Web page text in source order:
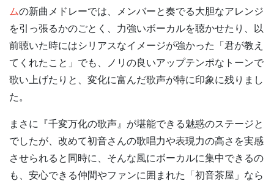
ムの新曲メドレーでは、メンバーと奏でる大胆なアレンジ
を引っ張るかのごとく、力強いボーカルを聴かせたり、以
前聴いた時にはシリアスなイメージが強かった「君が教え
てくれたこと」でも、ノリの良いアップテンポなトーンで
歌い上げたりと、変化に富んだ歌声が特に印象に残りまし
た。
まさに『千変万化の歌声』が堪能できる魅惑のステージと
でしたが、改めて初音さんの歌唱力や表現力の高さを実感
させられると同時に、そんな風にボーカルに集中できるの
も、安心できる仲間やファンに囲まれた「初音茶屋」なら